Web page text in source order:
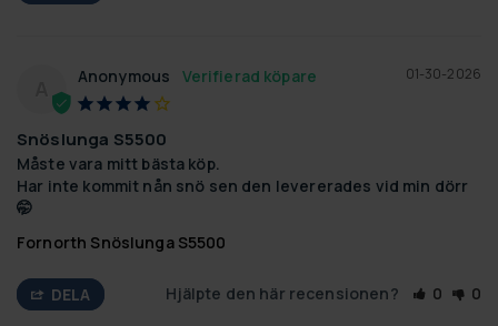
01-30-2026
Anonymous
Snöslunga S5500
Måste vara mitt bästa köp.
Har inte kommit nån snö sen den levererades vid min dörr
🤭
Fornorth Snöslunga S5500
DELA Hjälpte den här recensionen? 0 0